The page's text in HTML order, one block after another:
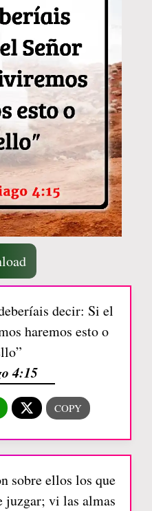
decir: Si el
haremos esto o
4:15
sobre ellos los que
juzgar; vi las almas